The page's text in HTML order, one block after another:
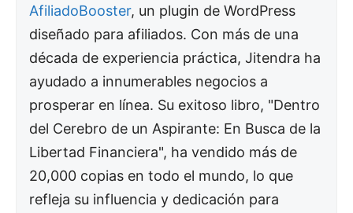
AfiliadoBooster, un plugin de WordPress
diseñado para afiliados. Con más de una
década de experiencia práctica, Jitendra ha
ayudado a innumerables negocios a
prosperar en línea. Su exitoso libro, "Dentro
del Cerebro de un Aspirante: En Busca de la
Libertad Financiera", ha vendido más de
20,000 copias en todo el mundo, lo que
refleja su influencia y dedicación para